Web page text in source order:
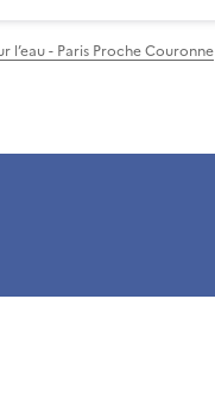
l’eau - Paris Proche Couronne